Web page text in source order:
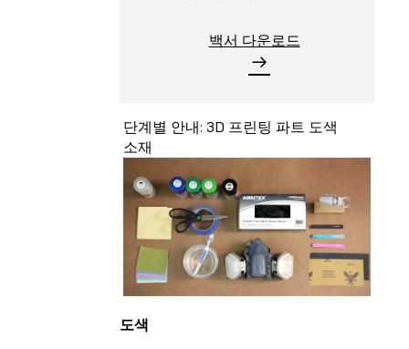
백서 다운로드
단계별 안내: 3D 프린팅 파트 도색
소재
도색